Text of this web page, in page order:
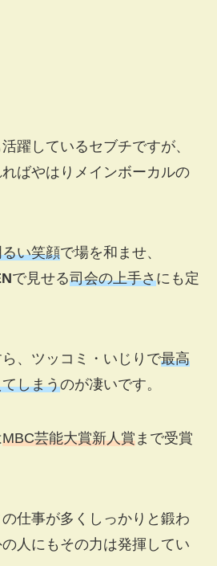
躍しているセブチですが、
ばやはりメインボーカルの
い笑顔で場を和ませ、
で見せる司会の上手さにも定
、ツッコミ・いじりで最高
しまうのが凄いです。
MBC芸能大賞新人賞まで受賞
仕事が多くしっかりと鍛わ
人にもその力は発揮してい